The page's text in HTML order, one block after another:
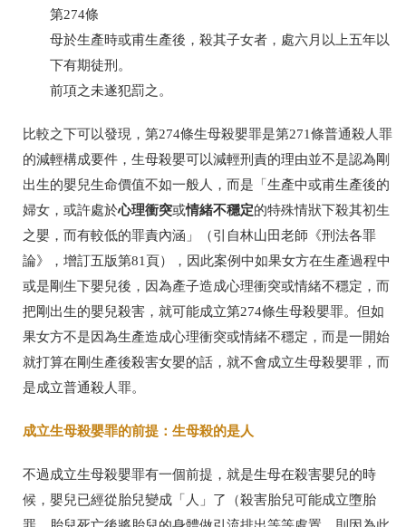
第274條
母於生產時或甫生產後，殺其子女者，處六月以上五年以
下有期徒刑。
前項之未遂犯罰之。
比較之下可以發現，第274條生母殺嬰罪是第271條普通殺人罪
的減輕構成要件，生母殺嬰可以減輕刑責的理由並不是認為剛
出生的嬰兒生命價值不如一般人，而是「生產中或甫生產後的
婦女，或許處於心理衝突或情緒不穩定的特殊情狀下殺其初生
之嬰，而有較低的罪責內涵」（引自林山田老師《刑法各罪
論》，增訂五版第81頁），因此案例中如果女方在生產過程中
或是剛生下嬰兒後，因為產子造成心理衝突或情緒不穩定，而
把剛出生的嬰兒殺害，就可能成立第274條生母殺嬰罪。但如
果女方不是因為生產造成心理衝突或情緒不穩定，而是一開始
就打算在剛生產後殺害女嬰的話，就不會成立生母殺嬰罪，而
是成立普通殺人罪。
成立生母殺嬰罪的前提：生母殺的是人
不過成立生母殺嬰罪有一個前提，就是生母在殺害嬰兒的時
候，嬰兒已經從胎兒變成「人」了（殺害胎兒可能成立墮胎